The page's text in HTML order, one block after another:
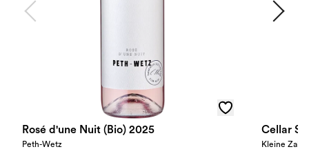
Rosé d'une Nuit (Bio) 2025
Peth-Wetz
Cellar
Kleine Zalze